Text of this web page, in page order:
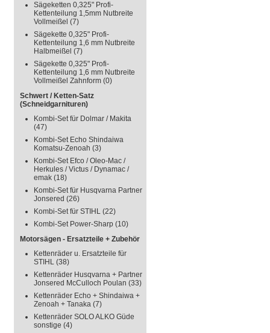
Sägeketten 0,325" Profi-
Kettenteilung 1,5mm Nutbreite
Vollmeißel (7)
Sägekette 0,325" Profi-
Kettenteilung 1,6 mm Nutbreite
Halbmeißel (7)
Sägekette 0,325" Profi-
Kettenteilung 1,6 mm Nutbreite
Vollmeißel Zahnform (0)
Schwert / Ketten-Satz
(Schneidgarnituren)
Kombi-Set für Dolmar / Makita
(47)
Kombi-Set Echo Shindaiwa
Komatsu-Zenoah (3)
Kombi-Set Efco / Oleo-Mac /
Herkules / Victus / Dynamac /
emak (18)
Kombi-Set für Husqvarna Partner
Jonsered (26)
Kombi-Set für STIHL (22)
Kombi-Set Power-Sharp (10)
Motorsägen - Ersatzteile + Zubehör
Kettenräder u. Ersatzteile für
STIHL (38)
Kettenräder Husqvarna + Partner
Jonsered McCulloch Poulan (33)
Kettenräder Echo + Shindaiwa +
Zenoah + Tanaka (7)
Kettenräder SOLO ALKO Güde
sonstige (4)